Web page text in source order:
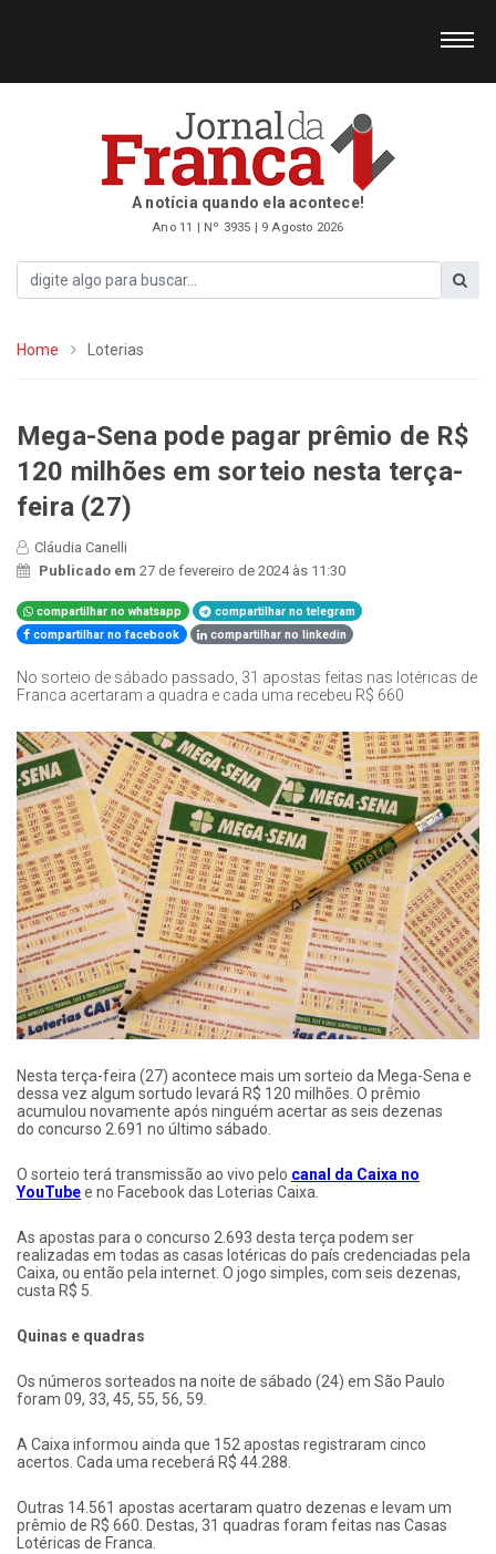
A notícia quando ela acontece!
Ano 11 | Nº 3935 | 9 Agosto 2026
Home Loterias
Mega-Sena pode pagar prêmio de R$
120 milhões em sorteio nesta terça-
feira (27)
Cláudia Canelli
Publicado em 27 de fevereiro de 2024 às 11:30
compartilhar no whatsapp
compartilhar no telegram
compartilhar no facebook
compartilhar no linkedin
No sorteio de sábado passado, 31 apostas feitas nas lotéricas de
Franca acertaram a quadra e cada uma recebeu R$ 660
Nesta terça-feira (27) acontece mais um sorteio da Mega-Sena e
dessa vez algum sortudo levará R$ 120 milhões. O prêmio
acumulou novamente após ninguém acertar as seis dezenas
do concurso 2.691 no último sábado.
O sorteio terá transmissão ao vivo pelo canal da Caixa no
YouTubee no Facebook das Loterias Caixa.
As apostas para o concurso 2.693 desta terça podem ser
realizadas em todas as casas lotéricas do país credenciadas pela
Caixa, ou então pela internet. O jogo simples, com seis dezenas,
custa R$ 5.
Quinas e quadras
Os números sorteados na noite de sábado (24) em São Paulo
foram 09, 33, 45, 55, 56, 59.
A Caixa informou ainda que 152 apostas registraram cinco
acertos. Cada uma receberá R$ 44.288.
Outras 14.561 apostas acertaram quatro dezenas e levam um
prêmio de R$ 660. Destas, 31 quadras foram feitas nas Casas
Lotéricas de Franca.